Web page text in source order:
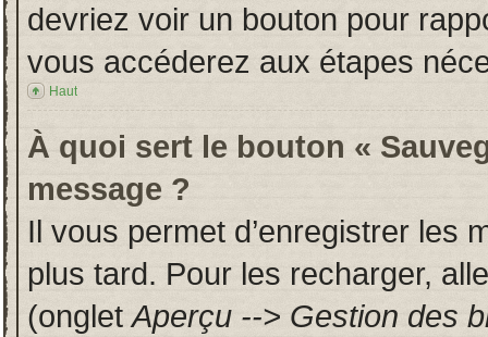
devriez voir un bouton pour
vous accéderez aux étapes
Haut
À quoi sert le bouton «
message ?
Il vous permet d’enregistrer les
plus tard. Pour les recharger,
(ongletAperçu --> Gestion des